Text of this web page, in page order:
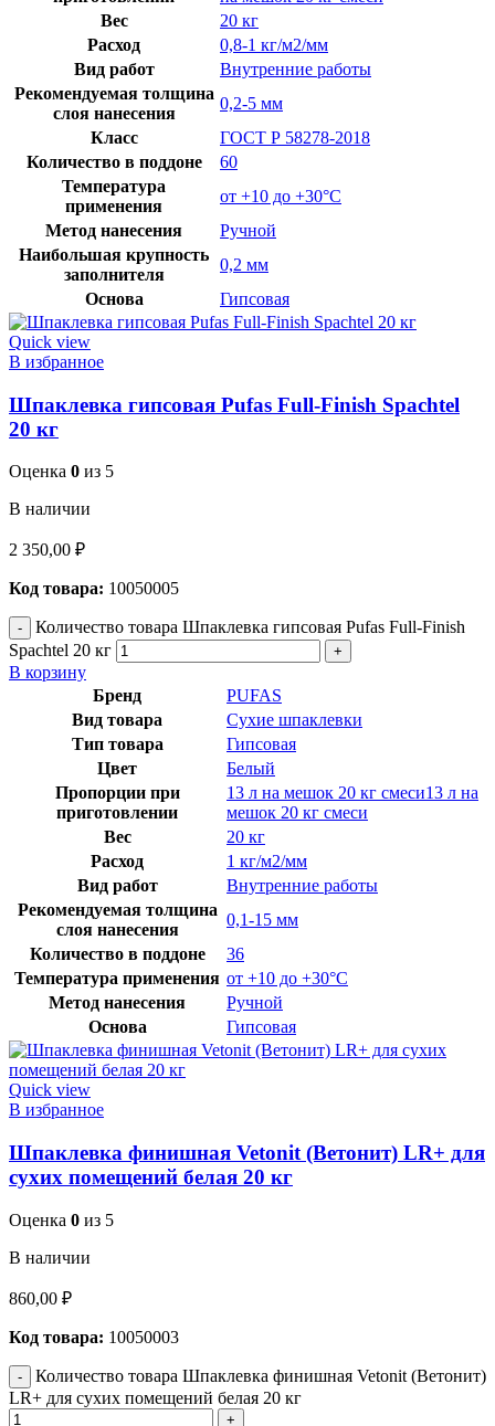
Вес
20 кг
Расход
0,8-1 кг/м2/мм
Вид работ
Внутренние работы
Рекомендуемая толщина
слоя нанесения
0,2-5 мм
Класс
ГОСТ Р 58278-2018
Количество в поддоне
60
Температура
применения
от +10 до +30°C
Метод нанесения
Ручной
Наибольшая крупность
заполнителя
0,2 мм
Основа
Гипсовая
Quick view
В избранное
Шпаклевка гипсовая Pufas Full-Finish Spachtel
20 кг
Оценка 0 из 5
В наличии
2 350,00 ₽
Код товара: 10050005
Количество товара Шпаклевка гипсовая Pufas Full-Finish
Spachtel 20 кг
В корзину
Бренд
PUFAS
Вид товара
Сухие шпаклевки
Тип товара
Гипсовая
Цвет
Белый
Пропорции при
приготовлении
13 л на мешок 20 кг смеси13 л на
мешок 20 кг смеси
Вес
20 кг
Расход
1 кг/м2/мм
Вид работ
Внутренние работы
Рекомендуемая толщина
слоя нанесения
0,1-15 мм
Количество в поддоне
36
Температура применения от +10 до +30°C
Метод нанесения
Ручной
Основа
Гипсовая
Quick view
В избранное
Шпаклевка финишная Vetonit (Ветонит) LR+ для
сухих помещений белая 20 кг
Оценка 0 из 5
В наличии
860,00 ₽
Код товара: 10050003
Количество товара Шпаклевка финишная Vetonit (Ветонит)
LR+ для сухих помещений белая 20 кг